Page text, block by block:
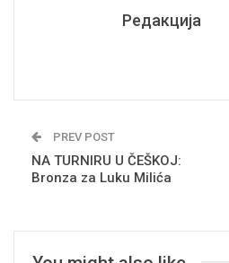
Редакција
PREV POST
NA TURNIRU U ČEŠKOJ:
Bronza za Luku Milića